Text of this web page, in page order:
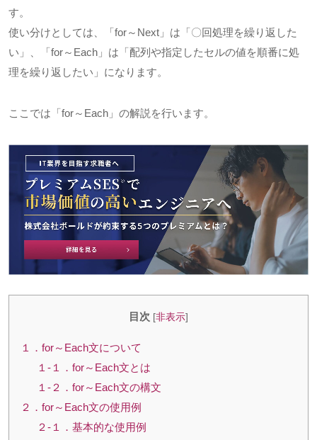
す。
使い分けとしては、「for～Next」は「〇回処理を繰り返した
い」、「for～Each」は「配列や指定したセルの値を順番に処
理を繰り返したい」になります。
ここでは「for～Each」の解説を行います。
目次 [非表示]
１．for～Each文について
１-１．for～Each文とは
１-２．for～Each文の構文
２．for～Each文の使用例
２-１．基本的な使用例